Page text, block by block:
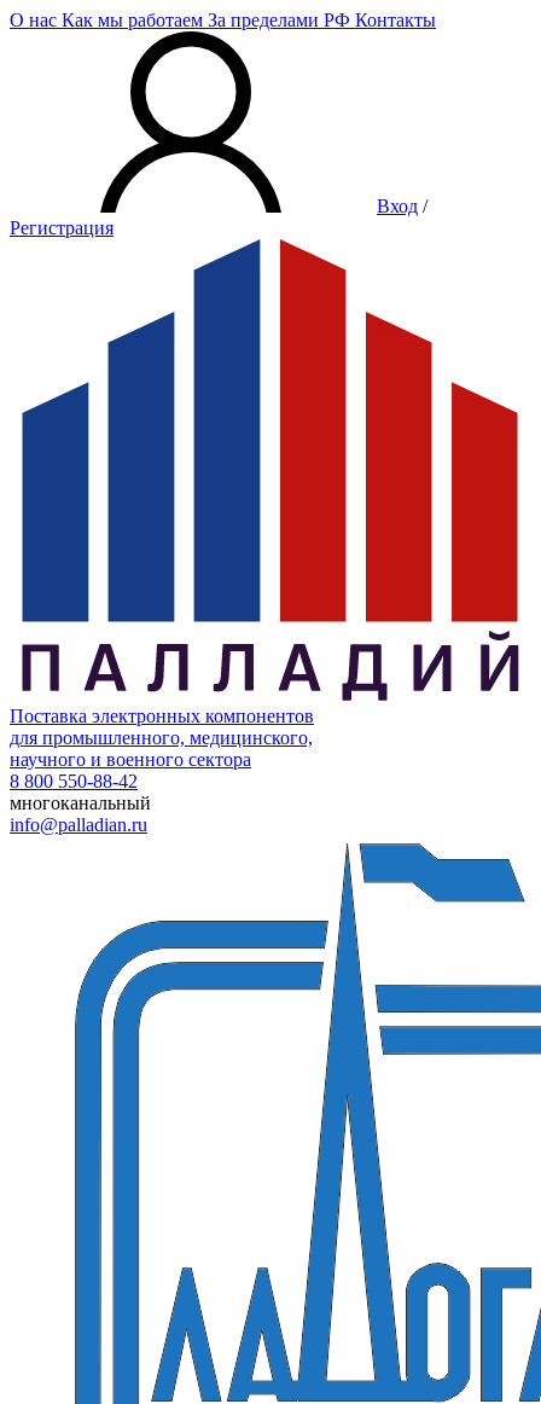
О нас Как мы работаем За пределами РФ Контакты
Вход /
Регистрация
Поставка электронных компонентов
для промышленного, медицинского,
научного и военного сектора
8 800 550-88-42
многоканальный
info@palladian.ru